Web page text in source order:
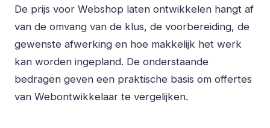
De prijs voor Webshop laten ontwikkelen hangt af
van de omvang van de klus, de voorbereiding, de
gewenste afwerking en hoe makkelijk het werk
kan worden ingepland. De onderstaande
bedragen geven een praktische basis om offertes
van Webontwikkelaar te vergelijken.